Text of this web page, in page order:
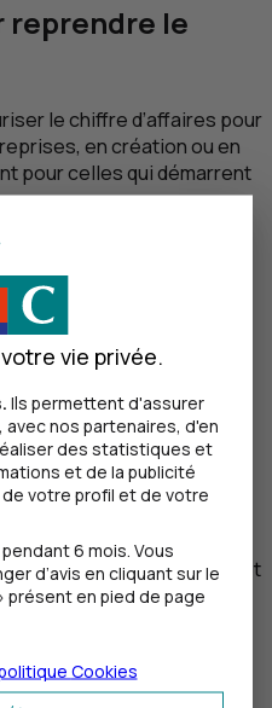
reprendre le
le chiffre d’affaires pour
en création ou en
pour celles qui démarrent
au-delà du
clients (euro et
du paiement des
contre les
avantages tant pour le
de croissance non
c’est aussi une prise
pas le contexte juridique et
pouvons vous aider.
vie privée.
Ils permettent d'assurer
nos partenaires, d'en
des statistiques et
et de la publicité
votre profil et de votre
6 mois. Vous
d’avis en cliquant sur le
présent en pied de page
Cookies